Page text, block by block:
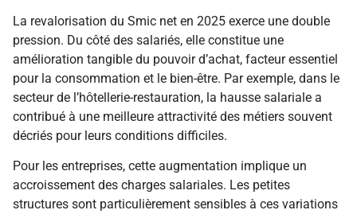
La revalorisation du Smic net en 2025 exerce une double
pression. Du côté des salariés, elle constitue une
amélioration tangible du pouvoir d’achat, facteur essentiel
pour la consommation et le bien-être. Par exemple, dans le
secteur de l’hôtellerie-restauration, la hausse salariale a
contribué à une meilleure attractivité des métiers souvent
décriés pour leurs conditions difficiles.
Pour les entreprises, cette augmentation implique un
accroissement des charges salariales. Les petites
structures sont particulièrement sensibles à ces variations